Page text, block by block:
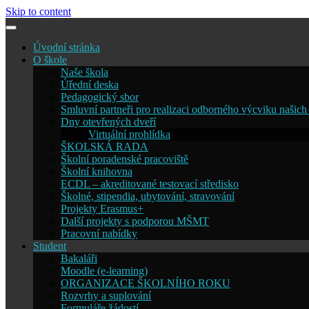
Skip to content
Úvodní stránka
O škole
Naše škola
Úřední deska
Pedagogický sbor
Smluvní partneři pro realizaci odborného výcviku našich
Dny otevřených dveří
Virtuální prohlídka
ŠKOLSKÁ RADA
Školní poradenské pracoviště
Školní knihovna
ECDL – akreditované testovací středisko
Školné, stipendia, ubytování, stravování
Projekty Erasmus+
Další projekty s podporou MŠMT
Pracovní nabídky
Student
Bakaláři
Moodle (e-learning)
ORGANIZACE ŠKOLNÍHO ROKU
Rozvrhy a suplování